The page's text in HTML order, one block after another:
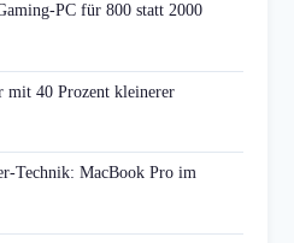
PC für 800 statt 2000
mit 40 Prozent kleinerer
Technik: MacBook Pro im